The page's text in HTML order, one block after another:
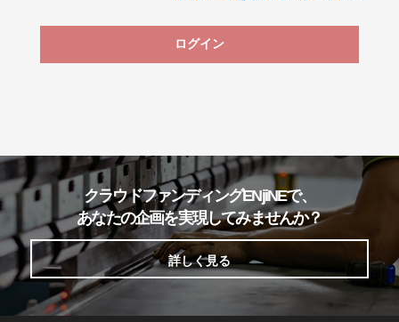
ログイン
クラウドファンディングENjiNEで、
あなたの企画を実現してみませんか？
詳しく見る